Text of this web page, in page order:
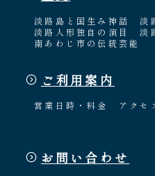
淡路島と国生み神話
淡
淡路人形独自の演目
淡
南あわじ市の伝統芸能
ご利用案内
営業日時・料金 アクセ
お問い合わせ